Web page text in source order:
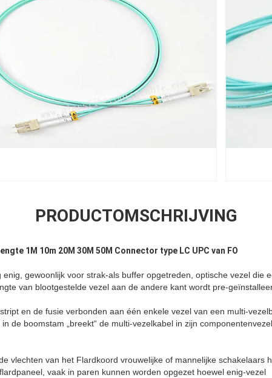
PRODUCTOMSCHRIJVING
1M 10m 20M 30M 50M Connector type LC UPC van FO
enig, gewoonlijk voor strak-als buffer opgetreden, optische vezel die
van blootgestelde vezel aan de andere kant wordt pre-
en de fusie verbonden aan één enkele vezel van een multi-
de boomstam „breekt“ de multi-vezelkabel in zijn
vlechten van het Flardkoord vrouwelijke of mannelijke schakelaars
vaak in paren kunnen worden opgezet hoewel enig-vezel